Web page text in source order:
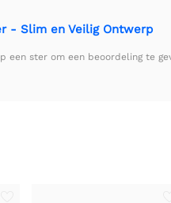
- Slim en Veilig Ontwerp
een ster om een beoordeling te